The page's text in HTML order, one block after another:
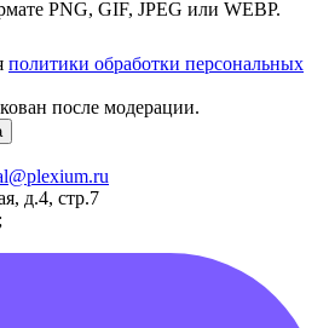
PNG, GIF, JPEG или WEBP.
политики обработки персональных
после модерации.
д.4, стр.7